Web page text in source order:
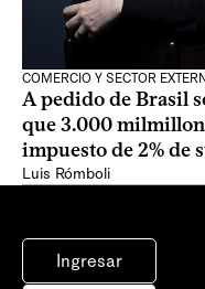
COMERCIO Y SECTOR
A pedido de Brasil
que 3.000
impuesto de 2% de
Luis Rómboli
Ingresar